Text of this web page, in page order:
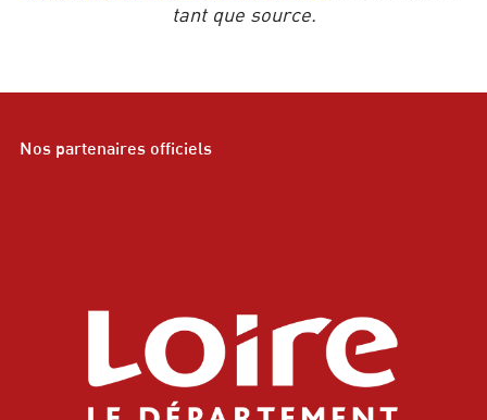
tant que source.
Nos partenaires officiels